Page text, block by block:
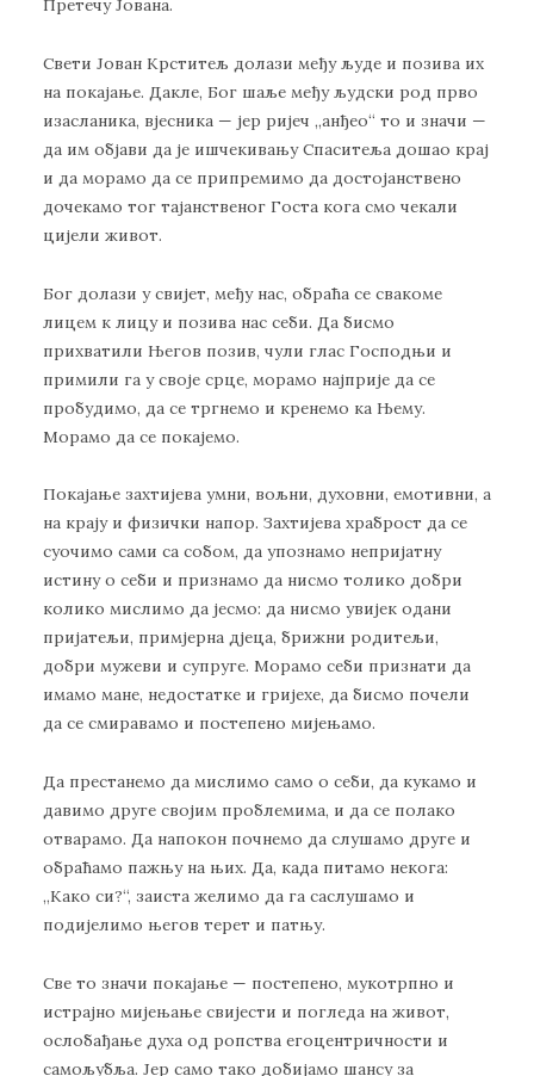
Претечу Јована.
Свети Јован Крститељ долази међу људе и позива их
на покајање. Дакле, Бог шаље међу људски род прво
изасланика, вјесника — јер ријеч „анђео“ то и значи —
да им објави да је ишчекивању Спаситеља дошао крај
и да морамо да се припремимо да достојанствено
дочекамо тог тајанственог Госта кога смо чекали
цијели живот.
Бог долази у свијет, међу нас, обраћа се свакоме
лицем к лицу и позива нас себи. Да бисмо
прихватили Његов позив, чули глас Господњи и
примили га у своје срце, морамо најприје да се
пробудимо, да се тргнемо и кренемо ка Њему.
Морамо да се покајемо.
Покајање захтијева умни, вољни, духовни, емотивни, а
на крају и физички напор. Захтијева храброст да се
суочимо сами са собом, да упознамо непријатну
истину о себи и признамо да нисмо толико добри
колико мислимо да јесмо: да нисмо увијек одани
пријатељи, примјерна дјеца, брижни родитељи,
добри мужеви и супруге. Морамо себи признати да
имамо мане, недостатке и гријехе, да бисмо почели
да се смиравамо и постепено мијењамо.
Да престанемо да мислимо само о себи, да кукамо и
давимо друге својим проблемима, и да се полако
отварамо. Да напокон почнемо да слушамо друге и
обраћамо пажњу на њих. Да, када питамо некога:
„Како си?“, заиста желимо да га саслушамо и
подијелимо његов терет и патњу.
Све то значи покајање — постепено, мукотрпно и
истрајно мијењање свијести и погледа на живот,
ослобађање духа од ропства егоцентричности и
самољубља. Јер само тако добијамо шансу за